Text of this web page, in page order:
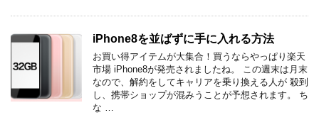
iPhone8を並ばずに手に入れる方法
お買い得アイテムが大集合！買うならやっぱり楽天
市場 iPhone8が発売されましたね。 この週末は月末
なので、解約をしてキャリアを乗り換える人が 殺到
し、携帯ショップが混みうことが予想されます。 ち
な …